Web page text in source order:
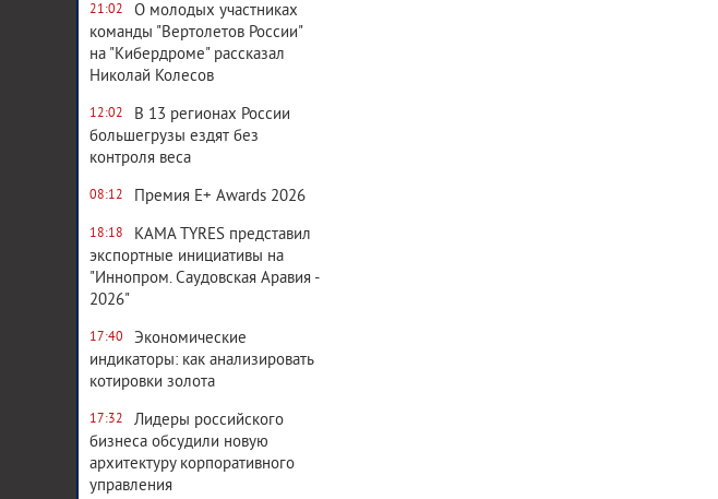
21:02
О молодых участниках
команды "Вертолетов России"
на "Кибердроме" рассказал
Николай Колесов
12:02
В 13 регионах России
большегрузы ездят без
контроля веса
08:12 Премия E+ Awards 2026
18:18
KAMA TYRES представил
экспортные инициативы на
"Иннопром. Саудовская Аравия -
2026"
17:40
Экономические
индикаторы: как анализировать
котировки золота
17:32
Лидеры российского
бизнеса обсудили новую
архитектуру корпоративного
управления